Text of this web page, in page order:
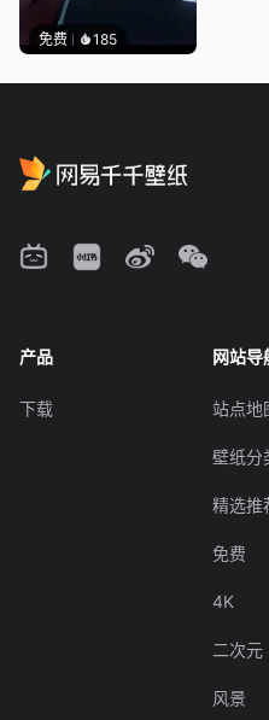
免费 185
产品
下载
网站导
站点地
壁纸分
精选推
免费
4K
二次元
风景